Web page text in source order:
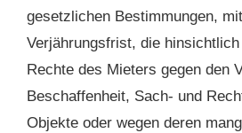
gesetzlichen Bestimmungen,
Verjährungsfrist, die
Rechte des Mieters gegen den
Beschaffenheit, Sach- und
Objekte oder wegen deren